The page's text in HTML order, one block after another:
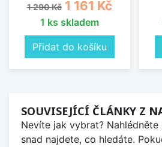
Běžná cena
1 290 Kč Cena
1 161 Kč
1 ks skladem
Přidat do košíku
SOUVISEJÍCÍ ČLÁNKY Z
Nevíte jak vybrat?
snad najdete, co hledáte.